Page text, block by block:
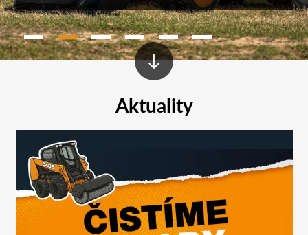
Aktuality